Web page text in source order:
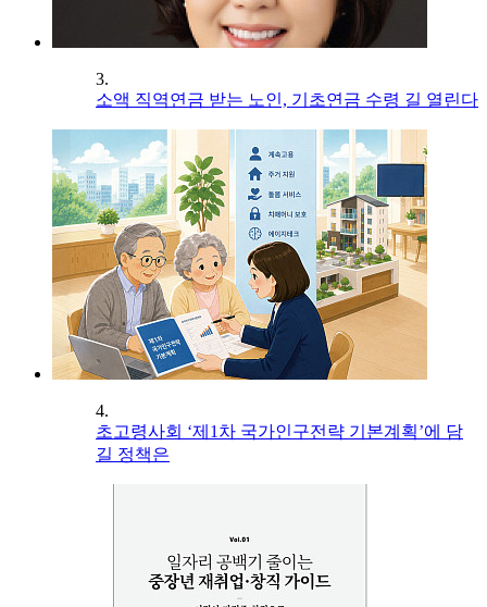
3.
소액 직역연금 받는 노인, 기초연금 수령 길 열린다
4.
초고령사회 ‘제1차 국가인구전략 기본계획’에 담
길 정책은